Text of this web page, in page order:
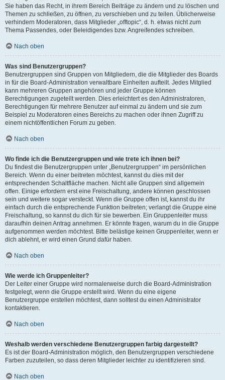
Sie haben das Recht, in ihrem Bereich Beiträge zu ändern und zu löschen und
Themen zu schließen, zu öffnen, zu verschieben und zu teilen. Üblicherweise
verhindern Moderatoren, dass Mitglieder „offtopic“, d. h. etwas nicht zum
Thema Passendes, oder Beleidigendes bzw. Angreifendes schreiben.
Nach oben
Was sind Benutzergruppen?
Benutzergruppen sind Gruppen von Mitgliedern, die die Mitglieder des Boards
in für die Board-Administration verwaltbare Einheiten aufteilt. Jedes Mitglied
kann mehreren Gruppen angehören und jeder Gruppe können
Berechtigungen zugeteilt werden. Dies erleichtert es den Administratoren,
Berechtigungen für mehrere Benutzer auf einmal zu ändern und sie zum
Beispiel zu Moderatoren eines Bereichs zu machen oder ihnen Zugriff zu
einem nichtöffentlichen Forum zu geben.
Nach oben
Wo finde ich die Benutzergruppen und wie trete ich ihnen bei?
Du findest die Benutzergruppen unter „Benutzergruppen“ im persönlichen
Bereich. Wenn du einer beitreten möchtest, kannst du dies mit der
entsprechenden Schaltfläche machen. Nicht alle Gruppen sind allgemein
offen. Einige erfordern erst eine Freischaltung, andere können geschlossen
sein und weitere sogar versteckt. Wenn die Gruppe offen ist, kannst du ihr
einfach durch die entsprechende Funktion beitreten; verlangt die Gruppe eine
Freischaltung, so kannst du dich für sie bewerben. Ein Gruppenleiter muss
daraufhin deinen Antrag annehmen. Er könnte fragen, warum du in die Gruppe
aufgenommen werden möchtest. Bitte belästige keinen Gruppenleiter, wenn er
dich ablehnt, er wird einen Grund dafür haben.
Nach oben
Wie werde ich Gruppenleiter?
Der Leiter einer Gruppe wird normalerweise durch die Board-Administration
festgelegt, wenn die Gruppe erstellt wird. Wenn du eine eigene
Benutzergruppe erstellen möchtest, dann solltest du einen Administrator
kontaktieren.
Nach oben
Weshalb werden verschiedene Benutzergruppen farbig dargestellt?
Es ist der Board-Administration möglich, den Benutzergruppen verschiedene
Farben zuzuteilen, so dass deren Mitglieder leichter zu identifizieren sind.
Nach oben